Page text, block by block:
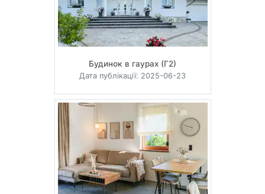
Будинок в гаурах (Г2)
Дата публікації: 2025-06-23